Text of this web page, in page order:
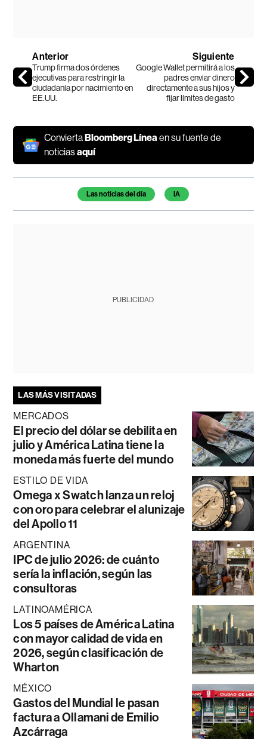
Anterior
Trump firma dos órdenes
ejecutivas para restringir la
ciudadanía por nacimiento en
EE.UU.
Siguiente
Google Wallet permitirá a los
padres enviar dinero
directamente a sus hijos y
fijar límites de gasto
ConviertaBloomberg Líneaen su fuente de
noticiasaquí
Temas de este artículo
Las noticias del día IA
PUBLICIDAD
LAS MÁS VISITADAS
MERCADOS
El precio del dólar se debilita en
julio y América Latina tiene la
moneda más fuerte del mundo
ESTILO DE VIDA
Omega x Swatch lanza un reloj
con oro para celebrar el alunizaje
del Apollo 11
ARGENTINA
IPC de julio 2026: de cuánto
sería la inflación, según las
consultoras
LATINOAMÉRICA
Los 5 países de América Latina
con mayor calidad de vida en
2026, según clasificación de
Wharton
MÉXICO
Gastos del Mundial le pasan
factura a Ollamani de Emilio
Azcárraga